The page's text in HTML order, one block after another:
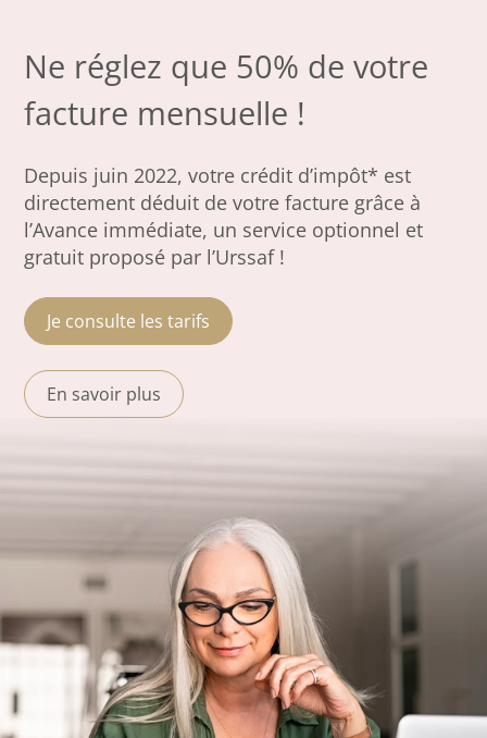
Ne réglez que 50% de votre
facture mensuelle !
Depuis juin 2022, votre crédit d’impôt* est
directement déduit de votre facture grâce à
l’Avance immédiate, un service optionnel et
gratuit proposé par l’Urssaf !
Je consulte les tarifs
En savoir plus